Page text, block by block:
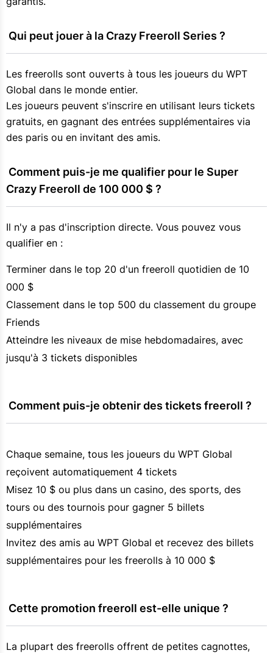
Qui peut jouer à la Crazy Freeroll Series ?
Les freerolls sont ouverts à tous les joueurs du WPT
Global dans le monde entier.
Les joueurs peuvent s'inscrire en utilisant leurs tickets
gratuits, en gagnant des entrées supplémentaires via
des paris ou en invitant des amis.
Crazy Freeroll de 100 000 $ ?
Il n'y a pas d'inscription directe. Vous pouvez vous
qualifier en :
Terminer dans le top 20 d'un freeroll quotidien de 10
000 $
Classement dans le top 500 du classement du groupe
Friends
Atteindre les niveaux de mise hebdomadaires, avec
jusqu'à 3 tickets disponibles
Comment puis-je obtenir des tickets freeroll ?
Chaque semaine, tous les joueurs du WPT Global
reçoivent automatiquement 4 tickets
Misez 10 $ ou plus dans un casino, des sports, des
tours ou des tournois pour gagner 5 billets
supplémentaires
Invitez des amis au WPT Global et recevez des billets
supplémentaires pour les freerolls à 10 000 $
Cette promotion freeroll est-elle unique ?
La plupart des freerolls offrent de petites cagnottes,